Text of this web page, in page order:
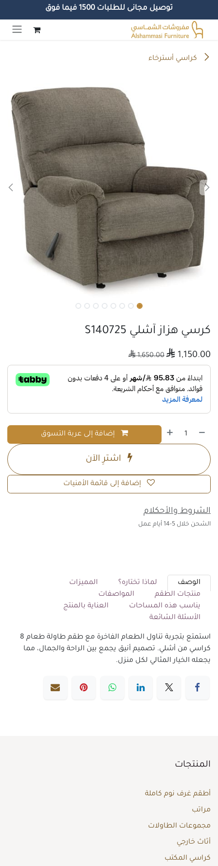
توصيل مجانى للطلبات 1500 فيما فوق
تخطي للذهاب إلى المحتوى
كراسي أسترخاء
كرسي هزاز آشلي S140725
1,150.00
1,650.00

إضافة إلى عربة التسوق
اشترِ الآن
إضافة إلى قائمة الأمنيات
الشروط والأحكلام
الشحن خلال 5-14 أيام عمل
الوصف لماذا تختاره؟
المميزات
منتجات الطقم
المواصفات
يناسب هذه المساحات
العناية بالمنتج
الأسئلة الشائعة
استمتع بتجربة تناول الطعام الفاخرة مع طقم طاولة طعام 8
كراسي من أشلي. تصميم أنيق يجمع بين الراحة والجمال، مما
يجعله الخيار المثالي لكل منزل.
المنتجات
أطقم غرف نوم كاملة
مراتب
مجموعات الطاولات
أثاث خارجي
كراسي المكتب